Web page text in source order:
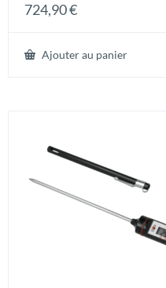
4.00
724,90€
Ajouter au panier